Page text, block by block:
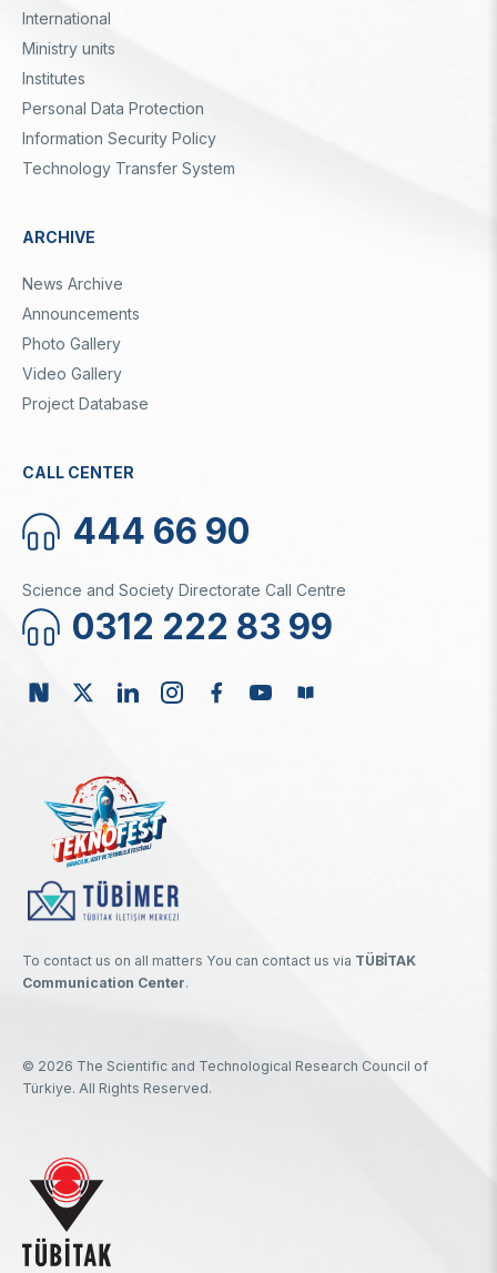
International
Ministry units
Institutes
Personal Data Protection
Information Security Policy
Technology Transfer System
ARCHIVE
News Archive
Announcements
Photo Gallery
Video Gallery
Project Database
CALL CENTER
444 66 90
Science and Society Directorate Call Centre
0312 222 83 99
To contact us on all matters You can contact us via TÜBİTAK
Communication Center.
© 2026 The Scientific and Technological Research Council of
Türkiye. All Rights Reserved.